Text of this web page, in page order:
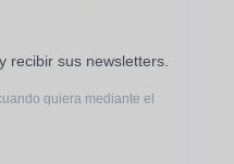
recibir sus newsletters.
quiera mediante el